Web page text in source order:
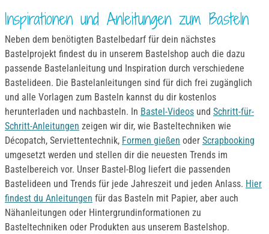
Inspirationen und Anleitungen zum Basteln
Neben dem benötigten Bastelbedarf für dein nächstes
Bastelprojekt findest du in unserem Bastelshop auch die dazu
passende Bastelanleitung und Inspiration durch verschiedene
Bastelideen. Die Bastelanleitungen sind für dich frei zugänglich
und alle Vorlagen zum Basteln kannst du dir kostenlos
herunterladen und nachbasteln. In Bastel-Videos und Schritt-für-
Schritt-Anleitungen zeigen wir dir, wie Basteltechniken wie
Décopatch, Serviettentechnik, Formen gießen oder Scrapbooking
umgesetzt werden und stellen dir die neuesten Trends im
Bastelbereich vor. Unser Bastel-Blog liefert die passenden
Bastelideen und Trends für jede Jahreszeit und jeden Anlass. Hier
findest du Anleitungen für das Basteln mit Papier, aber auch
Nähanleitungen oder Hintergrundinformationen zu
Basteltechniken oder Produkten aus unserem Bastelshop.